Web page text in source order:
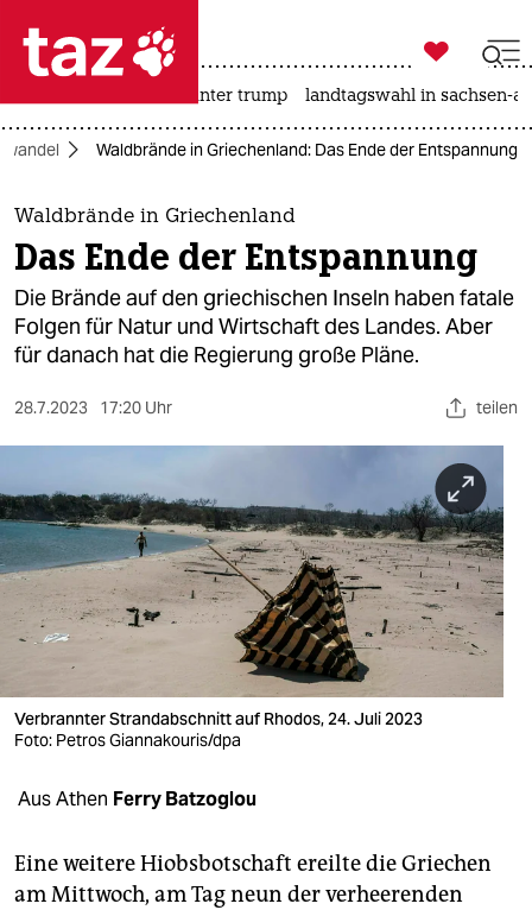
 taz zahl ich
taz zahl ich
themen
politik
öko
sport
berlin
nord
wahrheit
verlag
verlag
veranstaltungen
fragen & hilfe

taz zahl ich
usa unter trump landtagswahl in sachsen-
Waldbrände in Griechenland: Das Ende der Entspannung
Waldbrände in Griechenland
Das Ende der Entspannung
Die Brände auf den griechischen Inseln haben fatale
Folgen für Natur und Wirtschaft des Landes. Aber
für danach hat die Regierung große Pläne.
28.7.2023 17:20 Uhr teilen
Verbrannter Strandabschnitt auf Rhodos, 24. Juli 2023
Foto: Petros Giannakouris/dpa
Aus Athen Ferry Batzoglou
Eine weitere Hiobsbotschaft ereilte die Griechen
am Mittwoch, am Tag neun der verheerenden